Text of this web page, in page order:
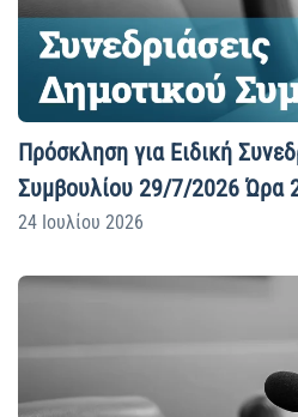
Πρόσκληση για Ειδική
Συμβουλίου 29/7/2026 Ώρα
24 Ιουλίου 2026